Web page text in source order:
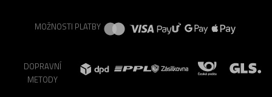
MOŽNOSTI PLATBY
DOPRAVNÍ
METODY